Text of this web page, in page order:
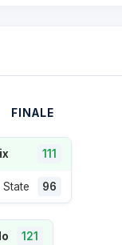
FINALE
111
State 96
121